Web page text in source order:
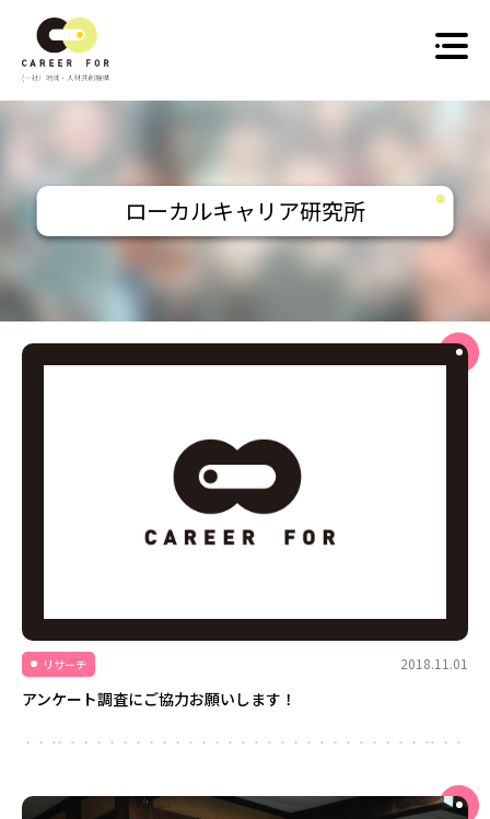
content
ローカルキャリア研究所
リサーチ 2018.11.01
アンケート調査にご協力お願いします！